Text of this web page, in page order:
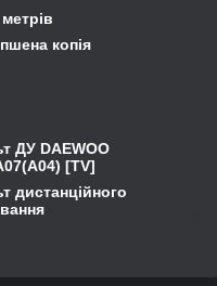
копія
ДУ DAEWOO
[TV]
дистанційного